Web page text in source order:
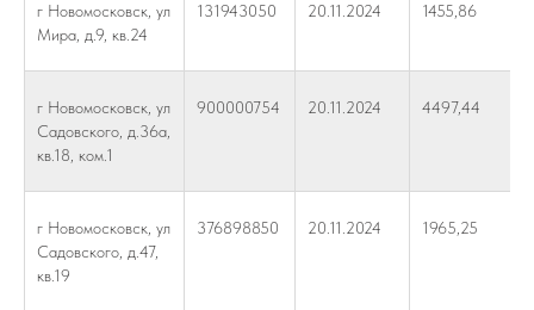
г Новомосковск, ул
Мира, д.9, кв.24
131943050 20.11.2024 1455,86
г Новомосковск, ул
Садовского, д.36а,
кв.18, ком.1
900000754 20.11.2024 4497,44
г Новомосковск, ул
Садовского, д.47,
кв.19
376898850 20.11.2024 1965,25